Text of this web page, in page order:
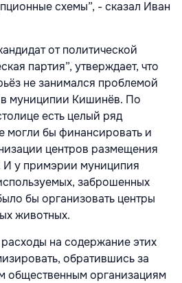
схемы”, - сказал Иван
от политической
партия”, утверждает, что
не занимался проблемой
муниципии Кишинёв. По
есть целый ряд
могли бы финансировать и
центров размещения
И у примэрии муниципия
заброшенных
бы организовать центры
животных.
на содержание этих
обратившись за
общественным организациям